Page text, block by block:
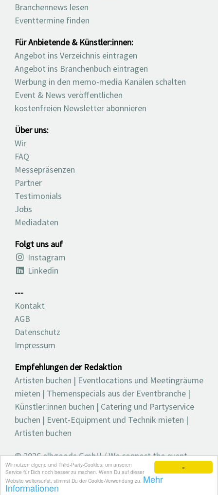
×
Wir nutzen eigene und Third-Party-Cookies, um unseren
Service für Dich noch besser zu machen. Wenn Du auf dieser
Website weitersurfst, stimmst Du der Cookie-Verwendung zu. Mehr
Informationen
Branchennews lesen
Eventtermine finden
Für Anbietende & Künstler:innen:
Angebot ins Verzeichnis eintragen
Angebot ins Branchenbuch eintragen
Werbung in den memo-media Kanälen schalten
Event & News veröffentlichen
kostenfreien Newsletter abonnieren
Über uns:
Wir
FAQ
Messepräsenzen
Partner
Testimonials
Jobs
Mediadaten
Folgt uns auf
Instagram
Linkedin
---
Kontakt
AGB
Datenschutz
Impressum
Empfehlungen der Redaktion
Artisten buchen | Eventlocations und Meetingräume
mieten | Themenspecials aus der Eventbranche |
Künstler:innen buchen | Catering und Partyservice
buchen | Event-Equipment und Technik mieten |
Artisten buchen
© 2026 elbgoods GmbH / We connect the event
industry / Medienvielfalt für die Eventplanung /
Eventbranchenbuch, Blog, Magazin und mehr